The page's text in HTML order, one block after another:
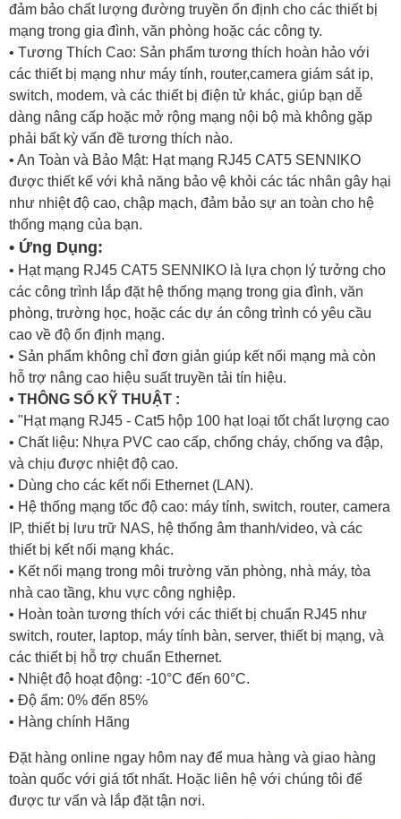
đảm bảo chất lượng đường truyền ổn định cho các thiết bị
mạng trong gia đình, văn phòng hoặc các công ty.
• Tương Thích Cao: Sản phẩm tương thích hoàn hảo với
các thiết bị mạng như máy tính, router,camera giám sát ip,
switch, modem, và các thiết bị điện tử khác, giúp bạn dễ
dàng nâng cấp hoặc mở rộng mạng nội bộ mà không gặp
phải bất kỳ vấn đề tương thích nào.
• An Toàn và Bảo Mật: Hạt mạng RJ45 CAT5 SENNIKO
được thiết kế với khả năng bảo vệ khỏi các tác nhân gây hại
như nhiệt độ cao, chập mạch, đảm bảo sự an toàn cho hệ
thống mạng của bạn.
• Ứng Dụng:
• Hạt mạng RJ45 CAT5 SENNIKO là lựa chọn lý tưởng cho
các công trình lắp đặt hệ thống mạng trong gia đình, văn
phòng, trường học, hoặc các dự án công trình có yêu cầu
cao về độ ổn định mạng.
• Sản phẩm không chỉ đơn giản giúp kết nối mạng mà còn
hỗ trợ nâng cao hiệu suất truyền tải tín hiệu.
• THÔNG SỐ KỸ THUẬT :
• "Hạt mạng RJ45 - Cat5 hộp 100 hạt loại tốt chất lượng cao
• Chất liệu: Nhựa PVC cao cấp, chống cháy, chống va đập,
và chịu được nhiệt độ cao.
• Dùng cho các kết nối Ethernet (LAN).
• Hệ thống mạng tốc độ cao: máy tính, switch, router, camera
IP, thiết bị lưu trữ NAS, hệ thống âm thanh/video, và các
thiết bị kết nối mạng khác.
• Kết nối mạng trong môi trường văn phòng, nhà máy, tòa
nhà cao tầng, khu vực công nghiệp.
• Hoàn toàn tương thích với các thiết bị chuẩn RJ45 như
switch, router, laptop, máy tính bàn, server, thiết bị mạng, và
các thiết bị hỗ trợ chuẩn Ethernet.
• Nhiệt độ hoạt động: -10°C đến 60°C.
• Độ ẩm: 0% đến 85%
• Hàng chính Hãng
Đặt hàng online ngay hôm nay để mua hàng và giao hàng
toàn quốc với giá tốt nhất. Hoặc liên hệ với chúng tôi để
được tư vấn và lắp đặt tận nơi.